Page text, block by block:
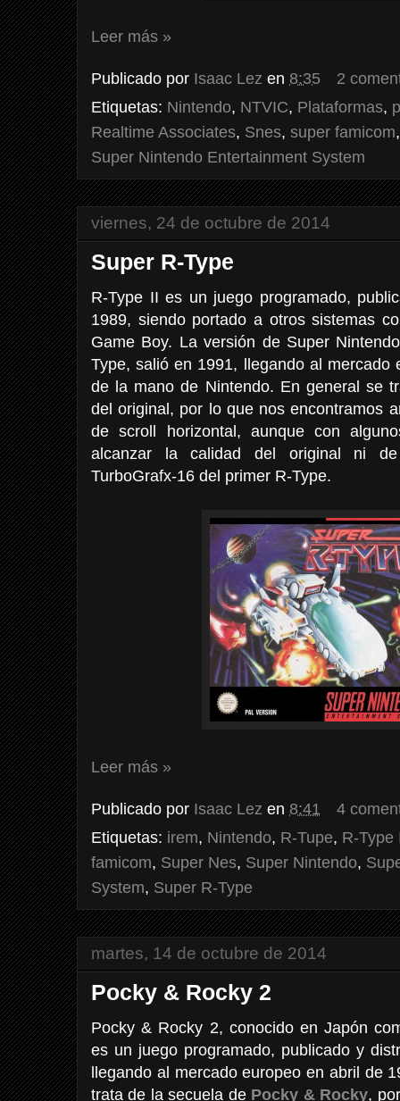
Leer más »
Publicado por Isaac Lez en 8:35
2
Etiquetas: Nintendo, NTVIC, Plataformas,
Realtime Associates, Snes, super famicom
Super Nintendo Entertainment System
viernes, 24 de octubre de 2014
Super R-Type
R-Type II es un juego programado,
1989, siendo portado a otros sistemas
Game Boy. La versión de Super
Type, salió en 1991, llegando al
de la mano de Nintendo. En general se
del original, por lo que nos encontramos
de scroll horizontal, aunque con
alcanzar la calidad del original ni
TurboGrafx-16 del primer R-Type.
Leer más »
Publicado por Isaac Lez en 8:41
4
Etiquetas: irem, Nintendo, R-Tupe, R-Type
famicom, Super Nes, Super Nintendo,
System, Super R-Type
martes, 14 de octubre de 2014
Pocky & Rocky 2
Pocky & Rocky 2, conocido en Japón
es un juego programado, publicado y
llegando al mercado europeo en abril de
trata de la secuela de Pocky & Rocky,